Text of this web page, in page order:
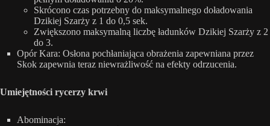
Skrócono czas potrzebny do maksymalnego doładowania
Dzikiej Szarży z 1 do 0,5 sek.
Zwiększono maksymalną liczbę ładunków Dzikiej Szarży z 2
do 3.
Opór Kara: Osłona pochłaniająca obrażenia zapewniana przez
Skok zapewnia teraz niewrażliwość na efekty odrzucenia.
Umiejętności rycerzy krwi
Abominacja: